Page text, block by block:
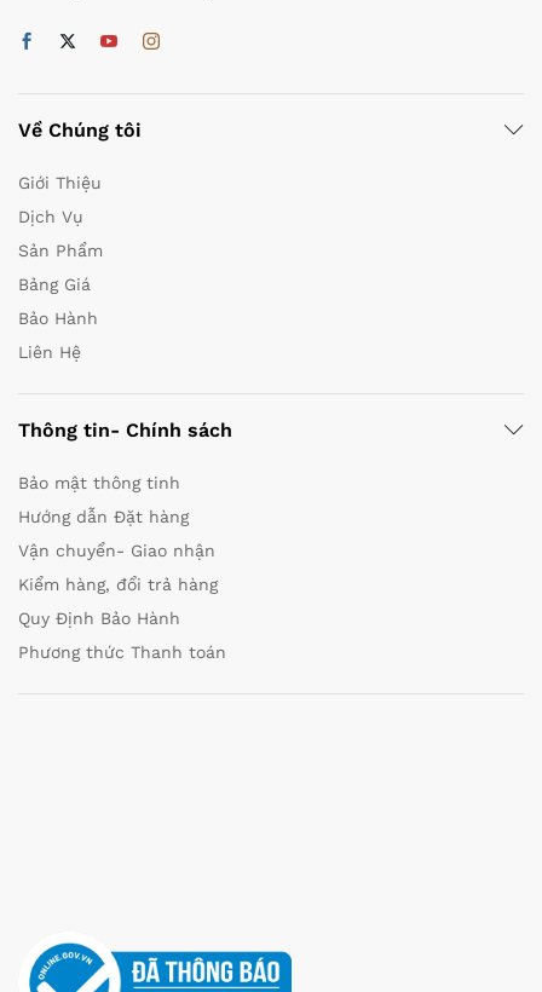
Về Chúng tôi
Giới Thiệu
Dịch Vụ
Sản Phẩm
Bảng Giá
Bảo Hành
Liên Hệ
Thông tin- Chính sách
Bảo mật thông tinh
Hướng dẫn Đặt hàng
Vận chuyển- Giao nhận
Kiểm hàng, đổi trả hàng
Quy Định Bảo Hành
Phương thức Thanh toán